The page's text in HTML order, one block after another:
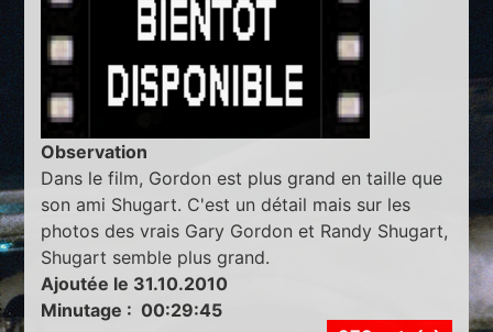
Observation
Dans le film, Gordon est plus grand en taille que
son ami Shugart. C'est un détail mais sur les
photos des vrais Gary Gordon et Randy Shugart,
Shugart semble plus grand.
Ajoutée le 31.10.2010
Minutage : 00:29:45